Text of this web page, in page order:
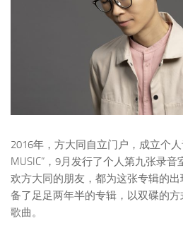
2016年，方大同自立门户，成立个
MUSIC”，9月发行了个人第九张录音
欢方大同的朋友，都为这张专辑的
备了足足两年半的专辑，以双碟的
歌曲。